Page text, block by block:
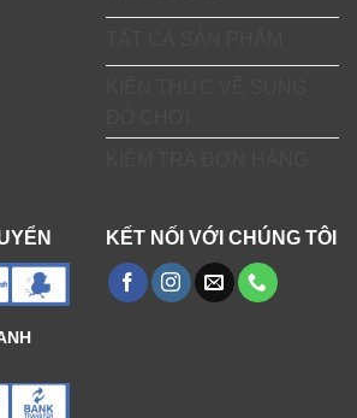
KẾT NỐI VỚI CHÚNG TÔI